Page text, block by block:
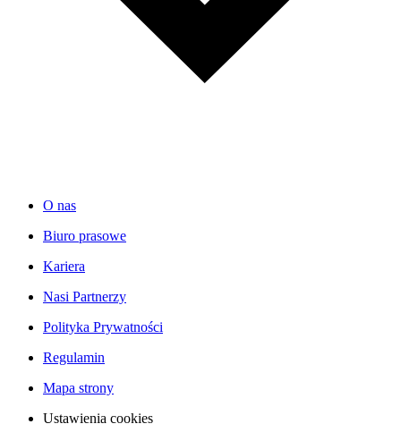
O nas
Biuro prasowe
Kariera
Nasi Partnerzy
Polityka Prywatności
Regulamin
Mapa strony
Ustawienia cookies